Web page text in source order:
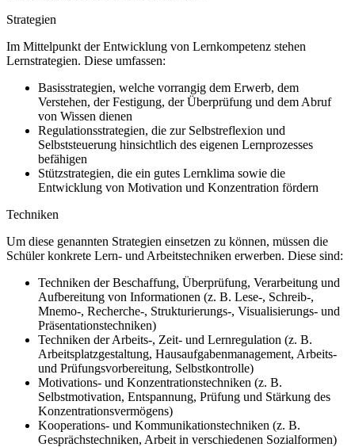
Strategien
Im Mittelpunkt der Entwicklung von Lernkompetenz stehen
Lernstrategien. Diese umfassen:
Basisstrategien, welche vorrangig dem Erwerb, dem
Verstehen, der Festigung, der Überprüfung und dem Abruf
von Wissen dienen
Regulationsstrategien, die zur Selbstreflexion und
Selbststeuerung hinsichtlich des eigenen Lernprozesses
befähigen
Stützstrategien, die ein gutes Lernklima sowie die
Entwicklung von Motivation und Konzentration fördern
Techniken
Um diese genannten Strategien einsetzen zu können, müssen die
Schüler konkrete Lern- und Arbeitstechniken erwerben. Diese sind:
Techniken der Beschaffung, Überprüfung, Verarbeitung und
Aufbereitung von Informationen (z. B. Lese-, Schreib-,
Mnemo-, Recherche-, Strukturierungs-, Visualisierungs- und
Präsentationstechniken)
Techniken der Arbeits-, Zeit- und Lernregulation (z. B.
Arbeitsplatzgestaltung, Hausaufgabenmanagement, Arbeits-
und Prüfungsvorbereitung, Selbstkontrolle)
Motivations- und Konzentrationstechniken (z. B.
Selbstmotivation, Entspannung, Prüfung und Stärkung des
Konzentrationsvermögens)
Kooperations- und Kommunikationstechniken (z. B.
Gesprächstechniken, Arbeit in verschiedenen Sozialformen)